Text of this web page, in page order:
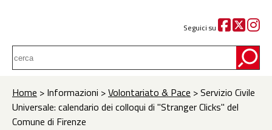
Seguici su
Home > Informazioni >Volontariato & Pace > Servizio Civile
Universale: calendario dei colloqui di "Stranger Clicks" del
Comune di Firenze